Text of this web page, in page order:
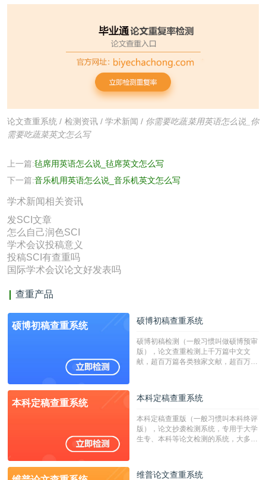
论文查重系统 / 检测资讯/ 学术新闻 / 你需要吃蔬菜用英语怎么说_你
需要吃蔬菜英文怎么写
上一篇:毡席用英语怎么说_毡席英文怎么写
下一篇:音乐机用英语怎么说_音乐机英文怎么写
学术新闻相关资讯
发SCI文章
怎么自己润色SCI
学术会议投稿意义
投稿SCI有查重吗
国际学术会议论文好发表吗
查重产品
硕博初稿查重系统 硕博初稿查重系统
硕博初稿检测（一般习惯叫做硕博预审
版），论文查重检测上千万篇中文文
献，超百万篇各类独家文献，超百万港
校用来检测硕博论文的系统，检测范围
广，数据来源真实，检测算法合理!本
字符数30万）
本科定稿查重系统 本科定稿查重系统
本科定稿查重版（一般习惯叫本科终评
版），论文抄袭检测系统，专用于大学
生专、本科等论文检测的系统，大多数
维普论文查重系统